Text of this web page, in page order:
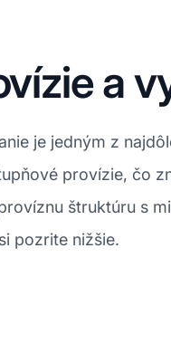
a
je jedným z
provízie, čo
štruktúru s
pozrite nižšie.